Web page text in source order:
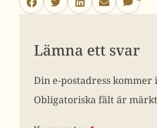
Lämna ett svar
Din e-postadress kommer
Obligatoriska fält är